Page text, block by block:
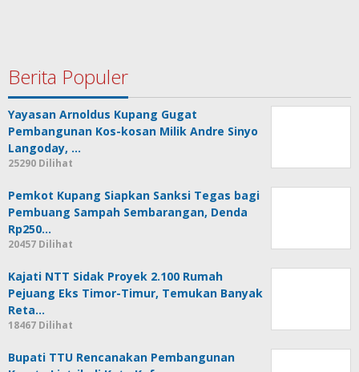
Berita Populer
Yayasan Arnoldus Kupang Gugat
Pembangunan Kos-kosan Milik Andre Sinyo
Langoday, …
25290 Dilihat
Pemkot Kupang Siapkan Sanksi Tegas bagi
Pembuang Sampah Sembarangan, Denda
Rp250…
20457 Dilihat
Kajati NTT Sidak Proyek 2.100 Rumah
Pejuang Eks Timor-Timur, Temukan Banyak
Reta…
18467 Dilihat
Bupati TTU Rencanakan Pembangunan